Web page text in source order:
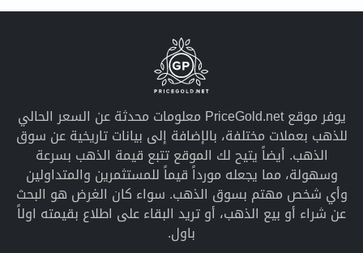
يوفر موقع PriceGold.net معلومات محدثة عن السعر الحالي
للذهب بعملات مختلفة، بالإضافة إلى بيانات تاريخية عن سوق
الذهب. أيضاً يتيح لك الموقع تتبع قيمة الذهب بسرعة
وسهولة، مما يجعله مورداً قيماً للمستثمرين والمتداولين
وأي شخص مهتم بسوق الذهب. سواء كان الغرض هو البحث
عن شراء أو بيع الذهب، أو تريد البقاء على اطلاع بقيمته اولاً
باول.